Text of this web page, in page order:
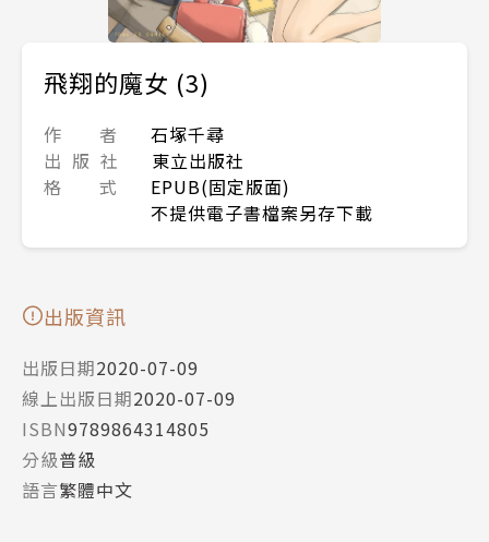
飛翔的魔女 (3)
作 者
石塚千尋
出 版 社
東立出版社
格 式
EPUB(固定版面)
不提供電子書檔案另存下載
出版資訊
出版日期2020-07-09
線上出版日期2020-07-09
ISBN9789864314805
分級普級
語言繁體中文